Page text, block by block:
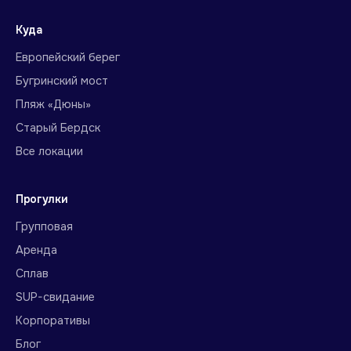
Куда
Европейский берег
Бугринский мост
Пляж «Дюны»
Старый Бердск
Все локации
Прогулки
Групповая
Аренда
Сплав
SUP-свидание
Корпоративы
Блог